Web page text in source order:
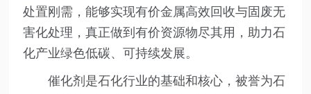
处置刚需，能够实现有价金属高效回收与固废无
害化处理，真正做到有价资源物尽其用，助力石
化产业绿色低碳、可持续发展。
催化剂是石化行业的基础和核心，被誉为石